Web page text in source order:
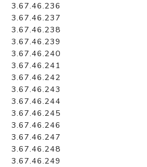
3.67.46.236
3.67.46.237
3.67.46.238
3.67.46.239
3.67.46.240
3.67.46.241
3.67.46.242
3.67.46.243
3.67.46.244
3.67.46.245
3.67.46.246
3.67.46.247
3.67.46.248
3.67.46.249